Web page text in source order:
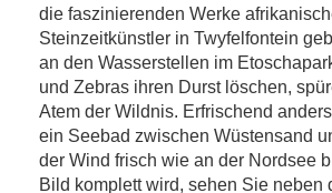
die faszinierenden Werke
Steinzeitkünstler in Twyfelfontein
an den Wasserstellen im
und Zebras ihren Durst löschen,
Atem der Wildnis. Erfrischend
ein Seebad zwischen Wüstensand
der Wind frisch wie an der Nordsee
Bild komplett wird, sehen Sie neben